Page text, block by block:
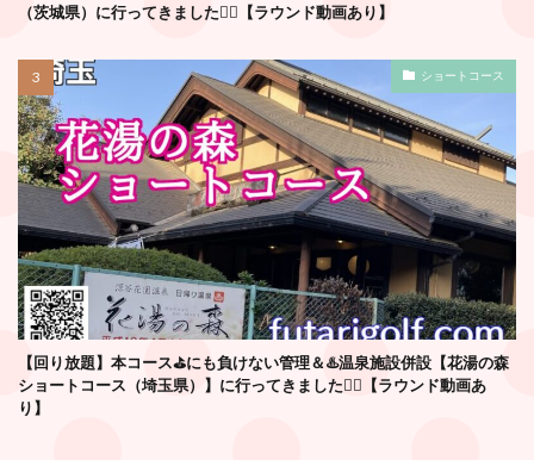
（茨城県）に行ってきました🏌️‍♂️【ラウンド動画あり】
ショートコース
【回り放題】本コース⛳️にも負けない管理＆♨️温泉施設併設【花湯の森
ショートコース（埼玉県）】に行ってきました🏌️‍♂️【ラウンド動画あ
り】